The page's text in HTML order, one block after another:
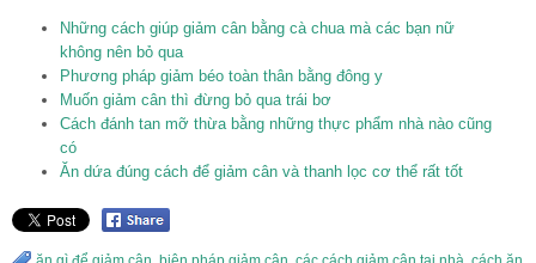
Những cách giúp giảm cân bằng cà chua mà các bạn nữ
không nên bỏ qua
Phương pháp giảm béo toàn thân bằng đông y
Muốn giảm cân thì đừng bỏ qua trái bơ
Cách đánh tan mỡ thừa bằng những thực phẩm nhà nào cũng
có
Ăn dứa đúng cách để giảm cân và thanh lọc cơ thể rất tốt